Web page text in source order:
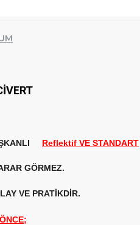
Reflektif VE STANDART
GÖRMEZ.
VE PRATİKDİR.